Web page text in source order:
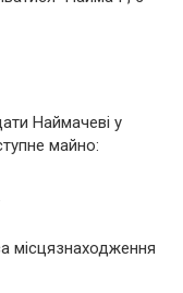
Наймачеві у
майно:
місцязнаходження